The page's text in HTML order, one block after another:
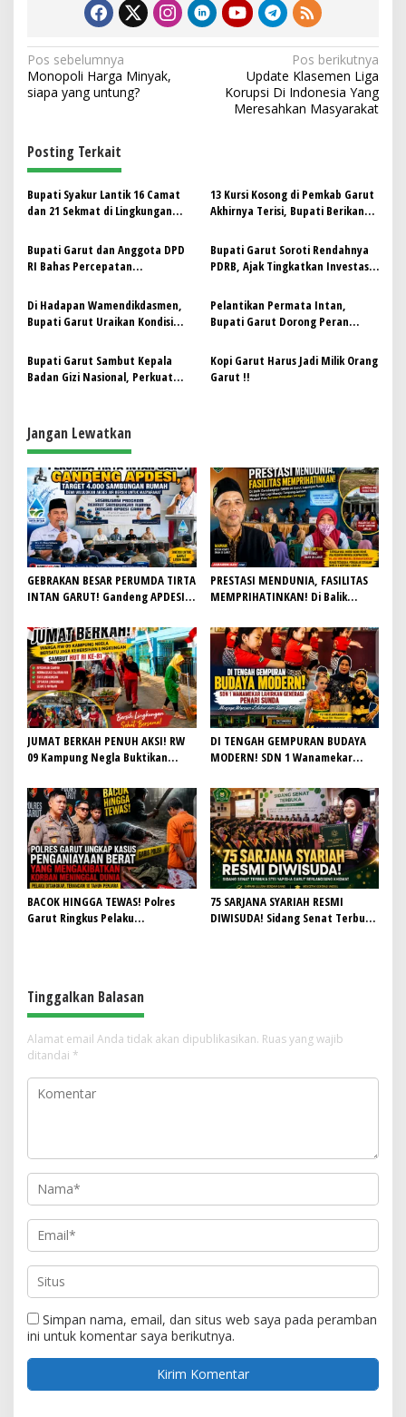
N
a
i
g
a
s
i
p
o
s
Pos sebelumnya
Monopoli Harga Minyak,
siapa yang untung?
Pos berikutnya
Update Klasemen Liga
Korupsi Di Indonesia Yang
Meresahkan Masyarakat
Posting Terkait
‎Bupati Syakur Lantik 16 Camat
dan 21 Sekmat di Lingkungan
13 Kursi Kosong di Pemkab Garut
Akhirnya Terisi, Bupati Berikan
atau Musibah”
‎Bupati Garut dan Anggota DPD
RI Bahas Percepatan
Problematika Daerah
Bupati Garut Soroti Rendahnya
PDRB, Ajak Tingkatkan Investasi
Kemiskinan
Di Hadapan Wamendikdasmen,
Bupati Garut Uraikan Kondisi
Lakukan Perbaikan
Pelantikan Permata Intan,
Bupati Garut Dorong Peran
Daerah
Bupati Garut Sambut Kepala
Badan Gizi Nasional, Perkuat
Kopi Garut Harus Jadi Milik Orang
Garut !!
Jangan Lewatkan
GEBRAKAN BESAR PERUMDA TIRTA
INTAN GARUT! Gandeng APDESI,
Demi Wujudkan Akses Air Bersih
untuk Masyarakat
PRESTASI MENDUNIA, FASILITAS
MEMPRIHATINKAN! Di Balik
Lapangan Hoki Rusak, Masjid Tak
Lagi Mampu Tampung Jamaah,
Penjualan Seragam Ikut Jadi
Sorotan
JUMAT BERKAH PENUH AKSI! RW
09 Kampung Negla Buktikan
Slogan, Warga Bersatu Sambut
HUT RI ke-81
DI TENGAH GEMPURAN BUDAYA
MODERN! SDN 1 Wanamekar
Menjaga Warisan Leluhur dari
Ruang Kelas
BACOK HINGGA TEWAS! Polres
Garut Ringkus Pelaku
75 SARJANA SYARIAH RESMI
DIWISUDA! Sidang Senat Terbuka
Tinggalkan Balasan
Alamat email Anda tidak akan dipublikasikan. Ruas yang wajib
ditandai *
Simpan nama, email, dan situs web saya pada peramban
ini untuk komentar saya berikutnya.